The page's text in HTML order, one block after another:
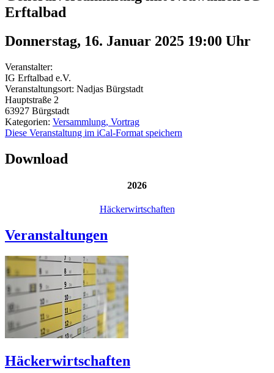
Erftalbad
Donnerstag, 16. Januar 2025 19:00 Uhr
Veranstalter:
IG Erftalbad e.V.
Veranstaltungsort: Nadjas Bürgstadt
Hauptstraße 2
63927 Bürgstadt
Kategorien: Versammlung, Vortrag
Diese Veranstaltung im iCal-Format speichern
Download
2026
Häckerwirtschaften
Veranstaltungen
Häckerwirtschaften